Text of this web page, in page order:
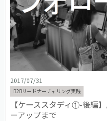
2017/07/31
B2Bリードナーチャリング実践
【ケーススタディ①-後編
ーアップまで